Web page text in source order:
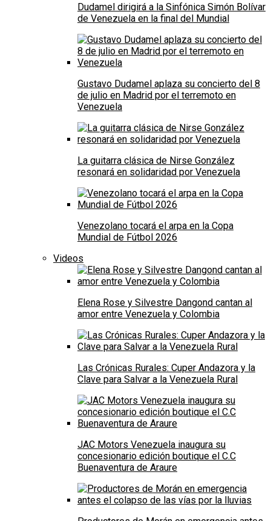
Dudamel dirigirá a la Sinfónica Simón Bolívar
de Venezuela en la final del Mundial
Gustavo Dudamel aplaza su concierto del 8
de julio en Madrid por el terremoto en
Venezuela
La guitarra clásica de Nirse González
resonará en solidaridad por Venezuela
Venezolano tocará el arpa en la Copa
Mundial de Fútbol 2026
Videos
Elena Rose y Silvestre Dangond cantan al
amor entre Venezuela y Colombia
Las Crónicas Rurales: Cuper Andazora y la
Clave para Salvar a la Venezuela Rural
JAC Motors Venezuela inaugura su
concesionario edición boutique el C.C
Buenaventura de Araure